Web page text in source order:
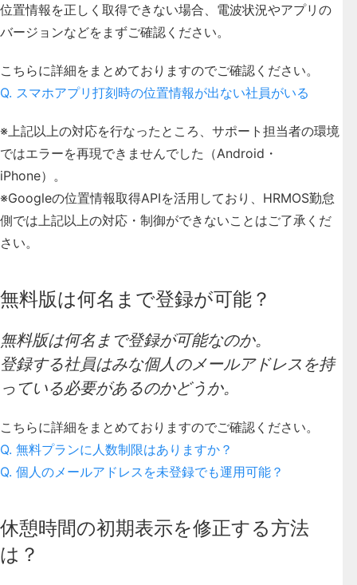
位置情報を正しく取得できない場合、電波状況やアプリの
バージョンなどをまずご確認ください。
こちらに詳細をまとめておりますのでご確認ください。
Q. スマホアプリ打刻時の位置情報が出ない社員がいる
※上記以上の対応を行なったところ、サポート担当者の環境
ではエラーを再現できませんでした（Android・
iPhone）。
※Googleの位置情報取得APIを活用しており、HRMOS勤怠
側では上記以上の対応・制御ができないことはご了承くだ
さい。
無料版は何名まで登録が可能？
無料版は何名まで登録が可能なのか。
登録する社員はみな個人のメールアドレスを持
っている必要があるのかどうか。
こちらに詳細をまとめておりますのでご確認ください。
Q. 無料プランに人数制限はありますか？
Q. 個人のメールアドレスを未登録でも運用可能？
休憩時間の初期表示を修正する方法
は？